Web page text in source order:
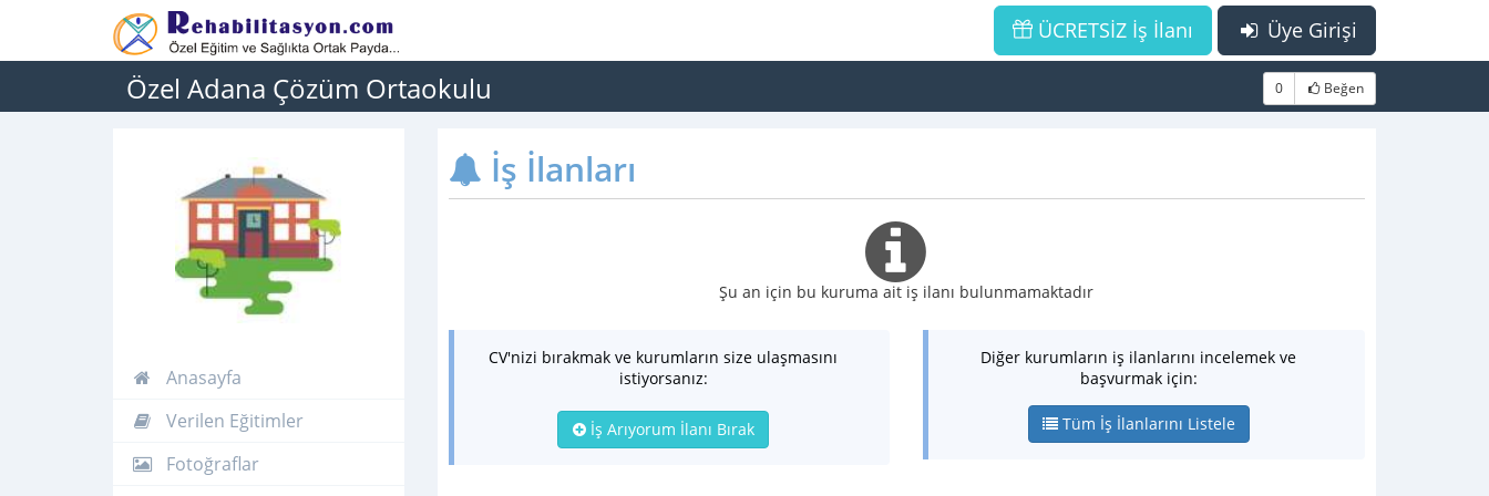
Üye Girişi
ÜCRETSİZ İş İlanı
Özel Adana Çözüm Ortaokulu 0 Beğen
Anasayfa
Verilen Eğitimler
Fotoğraflar
İş İlanları
Şu an için bu kuruma ait iş ilanı bulunmamaktadır
CV'nizi bırakmak ve kurumların size ulaşmasını
istiyorsanız:
İş Arıyorum İlanı Bırak
Diğer kurumların iş ilanlarını incelemek ve
başvurmak için:
Tüm İş İlanlarını Listele